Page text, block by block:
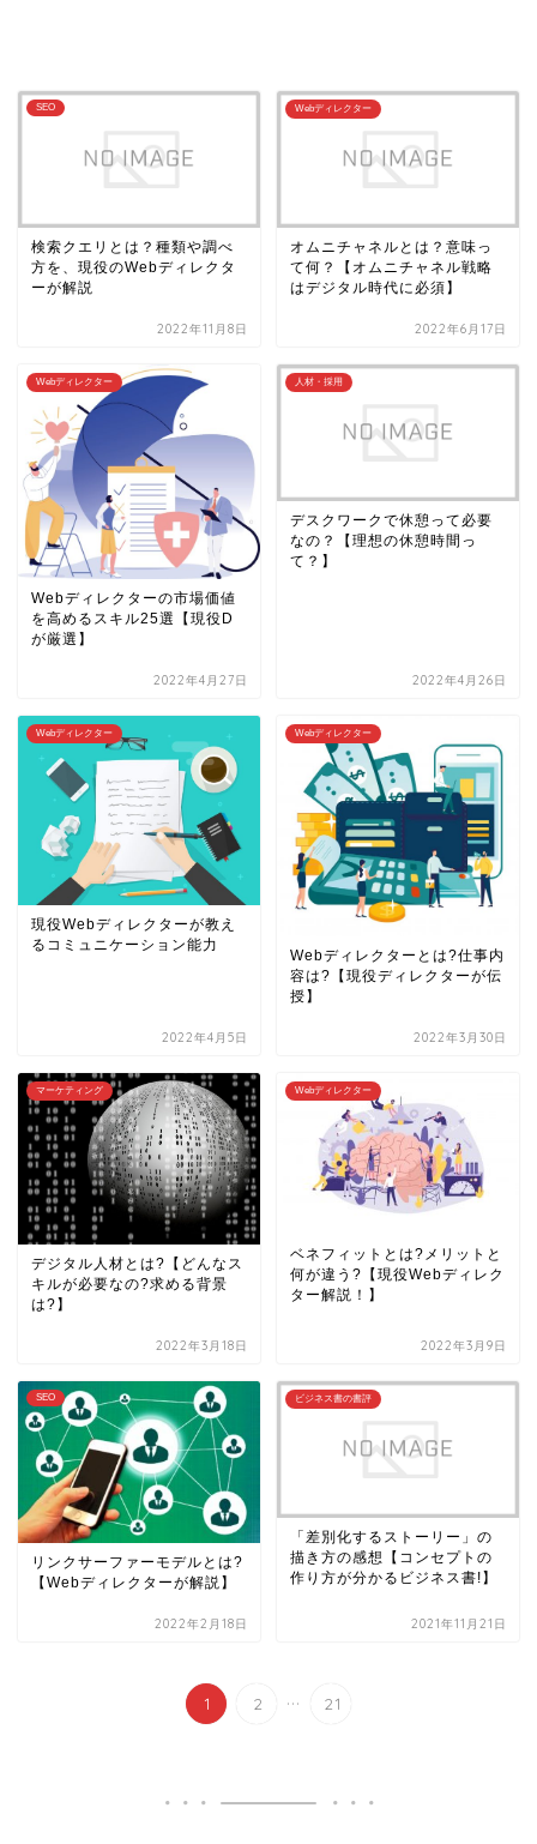
SEO
検索クエリとは？種類や調べ
方を、現役のWebディレクタ
ーが解説
2022年11月8日
Webディレクター
オムニチャネルとは？意味っ
て何？【オムニチャネル戦略
はデジタル時代に必須】
2022年6月17日
Webディレクター
Webディレクターの市場価値
を高めるスキル25選【現役D
が厳選】
2022年4月27日
人材・採用
デスクワークで休憩って必要
なの？【理想の休憩時間っ
て？】
2022年4月26日
Webディレクター
現役Webディレクターが教え
るコミュニケーション能力
2022年4月5日
Webディレクター
Webディレクターとは?仕事内
容は?【現役ディレクターが伝
授】
2022年3月30日
マーケティング
デジタル人材とは?【どんなス
キルが必要なの?求める背景
は?】
2022年3月18日
Webディレクター
ベネフィットとは?メリットと
何が違う?【現役Webディレク
ター解説！】
2022年3月9日
SEO
リンクサーファーモデルとは?
【Webディレクターが解説】
2022年2月18日
ビジネス書の書評
「差別化するストーリー」の
描き方の感想【コンセプトの
作り方が分かるビジネス書!】
2021年11月21日
1 2 ... 21